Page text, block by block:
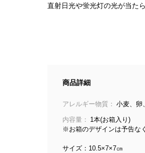
直射日光や蛍光灯の光が当た
商品詳細
アレルギー物質： 小麦、卵
内容量：
1本(お箱入り)
※お箱のデザインは予告な
サイズ：10.5×7×7㎝